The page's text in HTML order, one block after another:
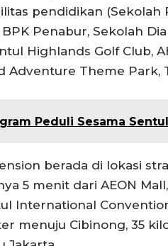
pendidikan (Sekolah
Penabur, Sekolah
Highlands Golf Club,
Adventure Theme Park,
Peduli Sesama
berada di lokasi
5 menit dari AEON
International
menuju Cibinong, 35